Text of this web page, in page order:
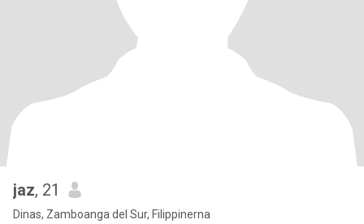
jaz, 21
Dinas, Zamboanga del Sur, Filippinerna